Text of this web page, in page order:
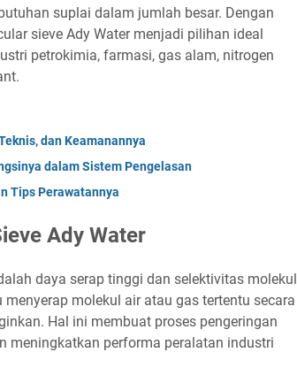
suplai dalam jumlah besar. Dengan
sieve Ady Water menjadi pilihan ideal
petrokimia, farmasi, gas alam, nitrogen
dan Keamanannya
dalam Sistem Pengelasan
Tips Perawatannya
Ady Water
daya serap tinggi dan selektivitas molekul
molekul air atau gas tertentu secara
Hal ini membuat proses pengeringan
meningkatkan performa peralatan industri